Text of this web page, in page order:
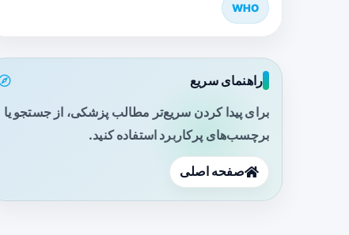
WHO
راهنمای سریع
برای پیدا کردن سریع‌تر مطالب پزشکی، از جستجو یا
برچسب‌های پرکاربرد استفاده کنید.
صفحه اصلی